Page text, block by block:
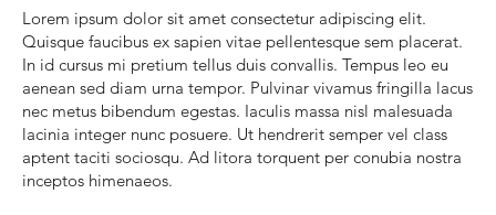
Lorem ipsum dolor sit amet consectetur adipiscing elit.
Quisque faucibus ex sapien vitae pellentesque sem placerat.
In id cursus mi pretium tellus duis convallis. Tempus leo eu
aenean sed diam urna tempor. Pulvinar vivamus fringilla lacus
nec metus bibendum egestas. Iaculis massa nisl malesuada
lacinia integer nunc posuere. Ut hendrerit semper vel class
aptent taciti sociosqu. Ad litora torquent per conubia nostra
inceptos himenaeos.